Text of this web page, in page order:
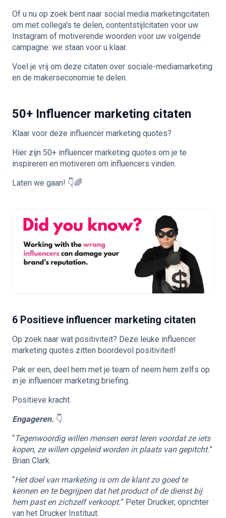
Of u nu op zoek bent naar social media marketingcitaten
om met collega's te delen, contentstijlcitaten voor uw
Instagram of motiverende woorden voor uw volgende
campagne: we staan voor u klaar.
Voel je vrij om deze citaten over sociale-mediamarketing
en de makerseconomie te delen.
50+ Influencer marketing citaten
Klaar voor deze influencer marketing quotes?
Hier zijn 50+ influencer marketing quotes om je te
inspireren en motiveren om influencers vinden.
Laten we gaan! 👇🌈
6 Positieve influencer marketing citaten
Op zoek naar wat positiviteit? Deze leuke influencer
marketing quotes zitten boordevol positiviteit!
Pak er een, deel hem met je team of neem hem zelfs op
in je influencer marketing briefing.
Positieve kracht.
Engageren. 👇
“Tegenwoordig willen mensen eerst leren voordat ze iets
kopen, ze willen opgeleid worden in plaats van gepitcht.”
Brian Clark.
“Het doel van marketing is om de klant zo goed te
kennen en te begrijpen dat het product of de dienst bij
hem past en zichzelf verkoopt.” Peter Drucker, oprichter
van het Drucker Instituut.